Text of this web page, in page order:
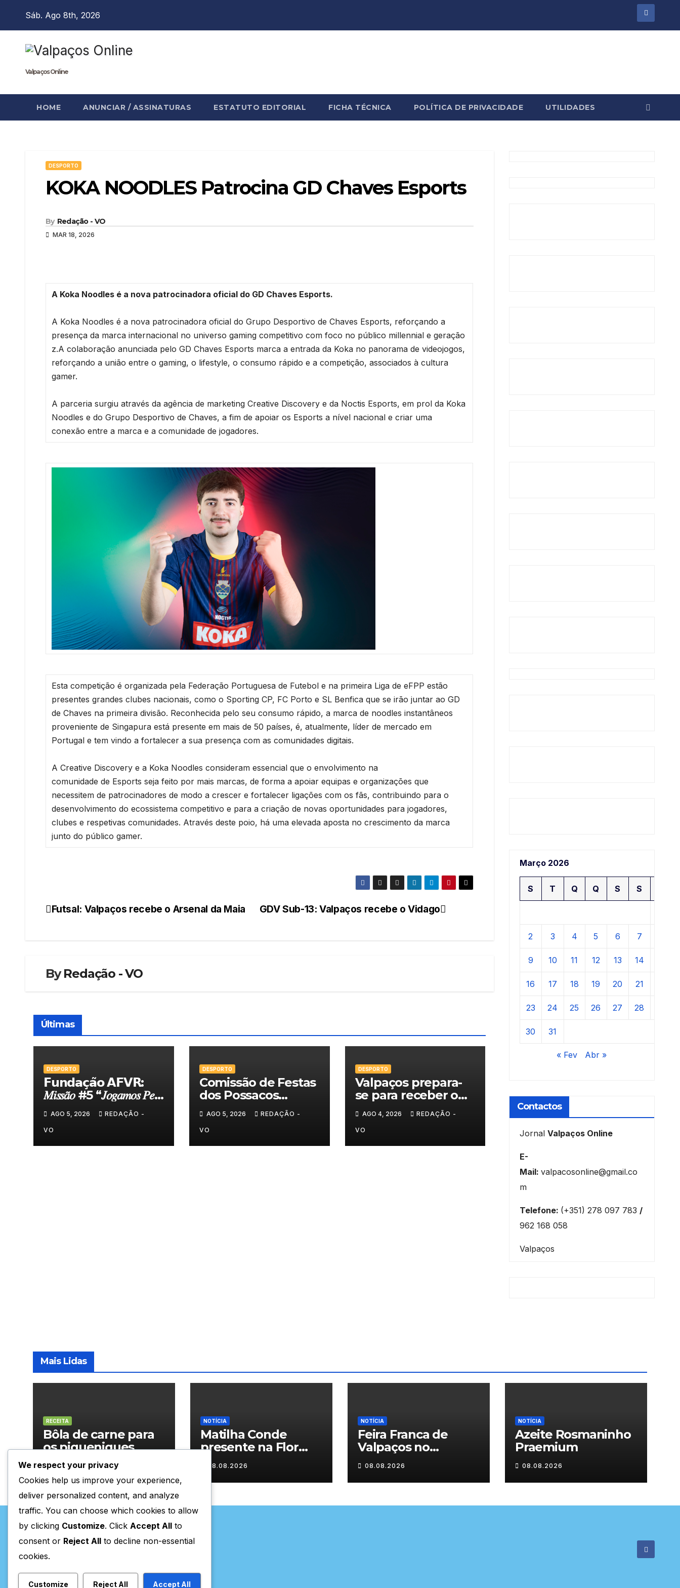
Sáb. Ago 8th, 2026
Valpaços Online
HOME ANUNCIAR / ASSINATURAS ESTATUTO EDITORIAL FICHA TÉCNICA POLÍTICA DE PRIVACIDADE UTILIDADES
DESPORTO
KOKA NOODLES Patrocina GD Chaves Esports
By Redação - VO
MAR 18, 2026
A Koka Noodles é a nova patrocinadora oficial do GD Chaves Esports.
A Koka Noodles é a nova patrocinadora oficial do Grupo Desportivo de Chaves Esports, reforçando a
presença da marca internacional no universo gaming competitivo com foco no público millennial e geração
z.A colaboração anunciada pelo GD Chaves Esports marca a entrada da Koka no panorama de videojogos,
reforçando a união entre o gaming, o lifestyle, o consumo rápido e a competição, associados à cultura
gamer.
A parceria surgiu através da agência de marketing Creative Discovery e da Noctis Esports, em prol da Koka
Noodles e do Grupo Desportivo de Chaves, a fim de apoiar os Esports a nível nacional e criar uma
conexão entre a marca e a comunidade de jogadores.
Esta competição é organizada pela Federação Portuguesa de Futebol e na primeira Liga de eFPP estão
presentes grandes clubes nacionais, como o Sporting CP, FC Porto e SL Benfica que se irão juntar ao GD
de Chaves na primeira divisão. Reconhecida pelo seu consumo rápido, a marca de noodles instantâneos
proveniente de Singapura está presente em mais de 50 países, é, atualmente, líder de mercado em
Portugal e tem vindo a fortalecer a sua presença com as comunidades digitais.
A Creative Discovery e a Koka Noodles consideram essencial que o envolvimento na
comunidade de Esports seja feito por mais marcas, de forma a apoiar equipas e organizações que
necessitem de patrocinadores de modo a crescer e fortalecer ligações com os fãs, contribuindo para o
desenvolvimento do ecossistema competitivo e para a criação de novas oportunidades para jogadores,
clubes e respetivas comunidades. Através deste poio, há uma elevada aposta no crescimento da marca
junto do público gamer.
Navegação
GDV Sub-13: Valpaços recebe o Vidago
Futsal: Valpaços recebe o Arsenal da Maia
ByRedação - VO
Últimas
DESPORTO
𝗙𝘂𝗻𝗱𝗮𝗰̧𝗮̃𝗼 𝗔𝗙𝗩𝗥:
𝑀𝑖𝑠𝑠𝑎̃𝑜 #5 “𝐽𝑜𝑔𝑎𝑚𝑜𝑠 𝑃𝑒𝑙𝑎
AGO 5, 2026 REDAÇÃO -
VO
DESPORTO
Comissão de Festas
dos Possacos
felicita finalistas do
Torneio de Sueca
AGO 5, 2026 REDAÇÃO -
VO
DESPORTO
Valpaços prepara-
se para receber o
AGO 4, 2026 REDAÇÃO -
VO
Março 2026
S T Q Q S S
2 3 4 5 6 7
9 10 11 12 13 14
16 17 18 19 20 21
23 24 25 26 27 28
30 31
« Fev Abr »
Contactos
Jornal Valpaços Online
E-
Mail: valpacosonline@gmail.co
m
Telefone: (+351) 278 097 783 /
962 168 058
Valpaços
Mais Lidas
RECEITA
Bôla de carne para
os piqueniques
08.08.2026
NOTÍCIA
Matilha Conde
presente na Flor
Rural
08.08.2026
NOTÍCIA
Feira Franca de
Valpaços no
segundo dia
08.08.2026
NOTÍCIA
Azeite Rosmaninho
Praemium
08.08.2026
Valpaços Online
We respect your privacy
Cookies help us improve your experience,
deliver personalized content, and analyze
traffic. You can choose which cookies to allow
by clicking Customize. Click Accept All to
consent or Reject All to decline non-essential
cookies.
Customize Reject All Accept All